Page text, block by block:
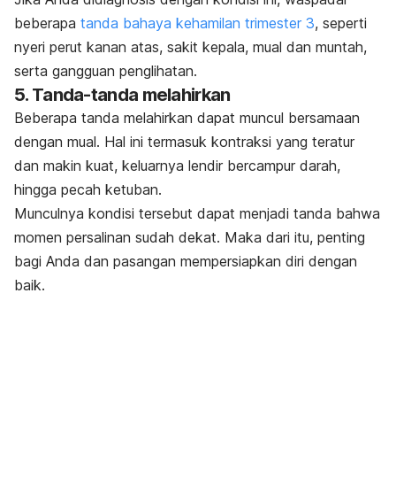
beberapa tanda bahaya kehamilan trimester 3, seperti
nyeri perut kanan atas, sakit kepala, mual dan muntah,
serta gangguan penglihatan.
5. Tanda-tanda melahirkan
Beberapa tanda melahirkan dapat muncul bersamaan
dengan mual. Hal ini termasuk kontraksi yang teratur
dan makin kuat, keluarnya lendir bercampur darah,
hingga pecah ketuban.
Munculnya kondisi tersebut dapat menjadi tanda bahwa
momen persalinan sudah dekat. Maka dari itu, penting
bagi Anda dan pasangan mempersiapkan diri dengan
baik.